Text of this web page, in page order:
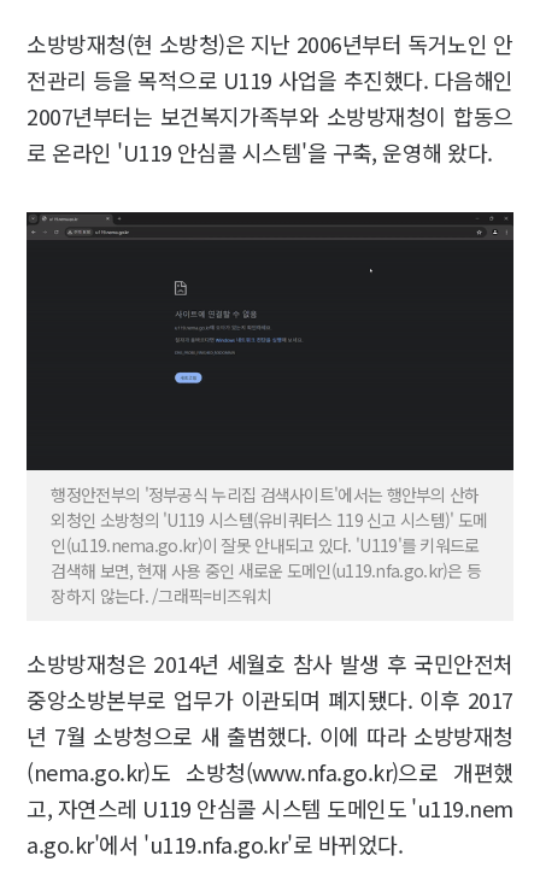
소방방재청(현 소방청)은 지난 2006년부터 독거노인 안
전관리 등을 목적으로 U119 사업을 추진했다. 다음해인
2007년부터는 보건복지가족부와 소방방재청이 합동으
로 온라인 'U119 안심콜 시스템'을 구축, 운영해 왔다.
행정안전부의 '정부공식 누리집 검색사이트'에서는 행안부의 산하
외청인 소방청의 'U119 시스템(유비쿼터스 119 신고 시스템)' 도메
인(u119.nema.go.kr)이 잘못 안내되고 있다. 'U119'를 키워드로
검색해 보면, 현재 사용 중인 새로운 도메인(u119.nfa.go.kr)은 등
장하지 않는다. /그래픽=비즈워치
소방방재청은 2014년 세월호 참사 발생 후 국민안전처
중앙소방본부로 업무가 이관되며 폐지됐다. 이후 2017
년 7월 소방청으로 새 출범했다. 이에 따라 소방방재청
(nema.go.kr)도 소방청(www.nfa.go.kr)으로 개편했
고, 자연스레 U119 안심콜 시스템 도메인도 'u119.nem
a.go.kr'에서 'u119.nfa.go.kr'로 바뀌었다.